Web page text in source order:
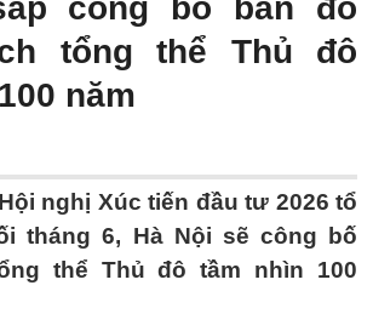
công bố bản đồ
tổng thể Thủ đô
năm
Hội nghị Xúc tiến đầu tư 2026 tổ
tháng 6, Hà Nội sẽ công bố
thể Thủ đô tầm nhìn 100